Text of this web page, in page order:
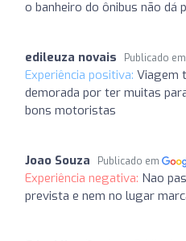
o banheiro do ônibus não dá
edileuza novais Publicado em
Experiência positiva: Viagem
demorada por ter muitas
bons motoristas
Joao Souza Publicado em
Experiência negativa: Nao
prevista e nem no lugar